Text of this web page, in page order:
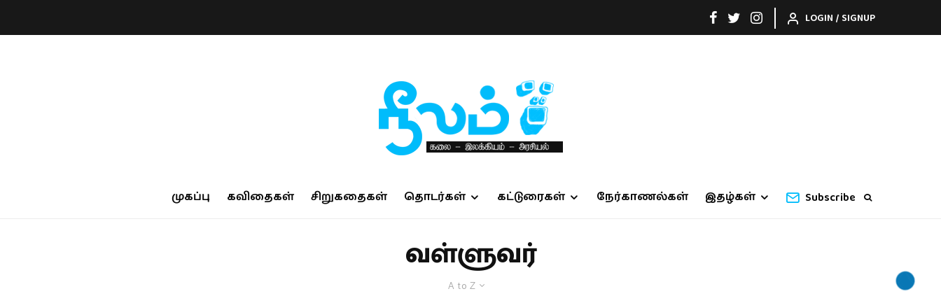
LOGIN / SIGNUP
முகப்பு கவிதைகள் சிறுகதைகள் தொடர்கள் கட்டுரைகள் நேர்காணல்கள் இதழ்கள் Subscribe
வள்ளுவர்
A to Z